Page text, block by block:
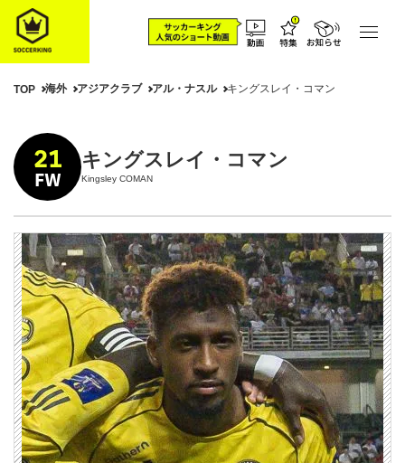
TOP 海外 アジアクラブ アル・ナスル キングスレイ・コマン
21
FW
キングスレイ・コマン
Kingsley COMAN